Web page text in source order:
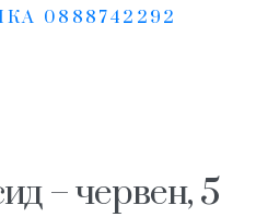
0888742292
– червен, 5